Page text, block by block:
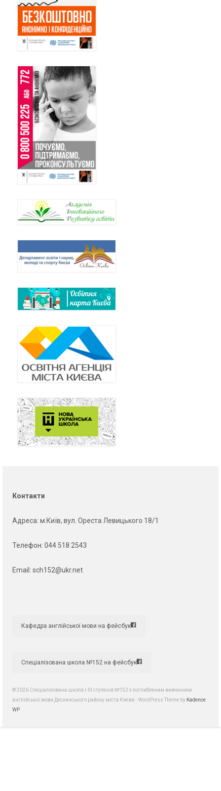
Контакти
Адреса: м.Київ, вул. Ореста Левицького 18/1
Телефон: 044 518 2543
Email: sch152@ukr.net
Кафедра англійської мови на фейсбук
Спеціалізована школа №152 на фейсбук
© 2026 Спеціалізована школа І-ІІІ ступенів №152 з поглибленим вивченням
англійської мови Деснянського району міста Києва - WordPress Theme by Kadence
WP